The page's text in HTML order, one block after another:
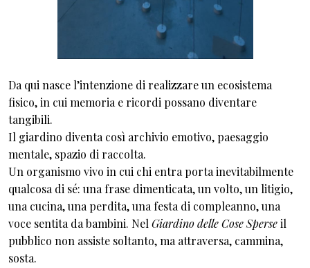
Da qui nasce l’intenzione di realizzare un ecosistema
fisico, in cui memoria e ricordi possano diventare
tangibili.
Il giardino diventa così archivio emotivo, paesaggio
mentale, spazio di raccolta.
Un organismo vivo in cui chi entra porta inevitabilmente
qualcosa di sé: una frase dimenticata, un volto, un litigio,
una cucina, una perdita, una festa di compleanno, una
voce sentita da bambini. Nel Giardino delle Cose Sperseil
pubblico non assiste soltanto, ma attraversa, cammina,
sosta.